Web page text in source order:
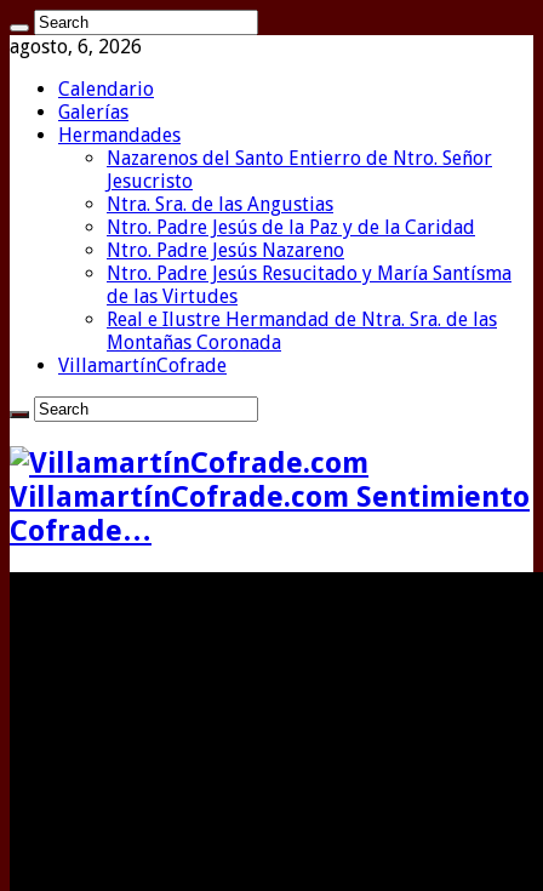
agosto, 6, 2026
Calendario
Galerías
Hermandades
Nazarenos del Santo Entierro de Ntro. Señor
Jesucristo
Ntra. Sra. de las Angustias
Ntro. Padre Jesús de la Paz y de la Caridad
Ntro. Padre Jesús Nazareno
Ntro. Padre Jesús Resucitado y María Santísma
de las Virtudes
Real e Ilustre Hermandad de Ntra. Sra. de las
Montañas Coronada
VillamartínCofrade
VillamartínCofrade.com Sentimiento
Cofrade…